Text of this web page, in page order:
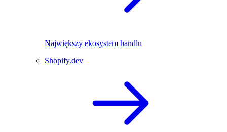
Największy ekosystem handlu
Shopify.dev